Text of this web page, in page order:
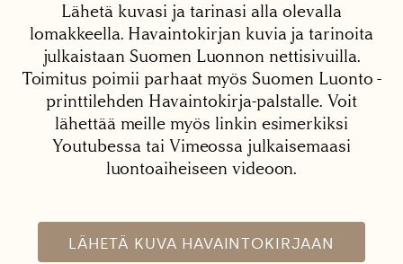
Lähetä kuvasi ja tarinasi alla olevalla
lomakkeella. Havaintokirjan kuvia ja tarinoita
julkaistaan Suomen Luonnon nettisivuilla.
Toimitus poimii parhaat myös Suomen Luonto -
printtilehden Havaintokirja-palstalle. Voit
lähettää meille myös linkin esimerkiksi
Youtubessa tai Vimeossa julkaisemaasi
luontoaiheiseen videoon.
LÄHETÄ KUVA HAVAINTOKIRJAAN